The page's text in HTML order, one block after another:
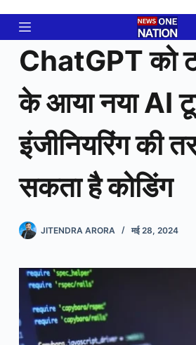
contentChatGPT को
के आया नया AI
इंजीनियरिंग की
सकता है कोडिंग
JITENDRA ARORA मई 28, 2024